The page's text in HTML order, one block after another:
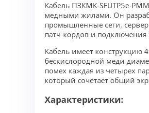
Кабель ПЗКМК-SFUTP5e-
медными жилами. Он
промышленные сети,
патч-кордов и
Кабель имеет конструкцию
бескислородной меди
помех каждая из четырех
который сочетает общий
Характеристики: